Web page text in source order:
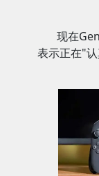
现在
表示正在"